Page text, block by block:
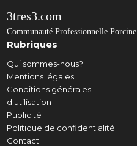
3tres3.com
Communauté Professionnelle Porcine
Rubriques
Qui sommes-nous?
Mentions légales
Conditions générales
d'utilisation
Publicité
Politique de confidentialité
Contact